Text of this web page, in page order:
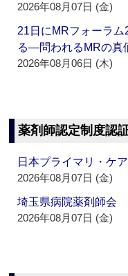
2026年08月07日 (金)
21日にMRフォーラム
る―問われるMRの
2026年08月06日 (木)
薬剤師認定制度認
日本プライマリ・
2026年08月07日 (金)
埼玉県病院薬剤師
2026年08月07日 (金)